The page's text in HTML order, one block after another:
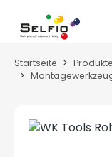
Zum Hauptinhalt
Startseite Produkte